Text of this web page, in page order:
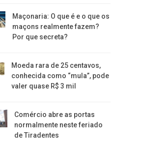
Maçonaria: O que é e o que os
maçons realmente fazem?
Por que secreta?
Moeda rara de 25 centavos,
conhecida como “mula”, pode
valer quase R$ 3 mil
Comércio abre as portas
normalmente neste feriado
de Tiradentes